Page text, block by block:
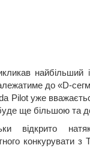
найбільший
до «D-
Pilot уже
ще більшою та
відкрито
конкурувати